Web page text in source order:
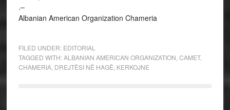
.–
Albanian American Organization Chameria
FILED UNDER: EDITORIAL
TAGGED WITH:ALBANIAN AMERICAN ORGANIZATION CAMET,
CHAMERIA, DREJTËSI NË HAGË KERKOJNE